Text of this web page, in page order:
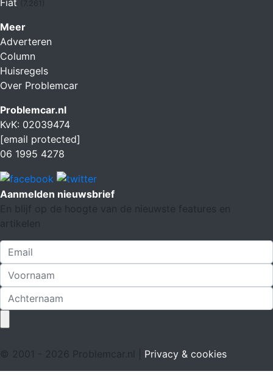
(7.261)
Meer
Adverteren
Column
Huisregels
Over Problemcar
Problemcar.nl
KvK: 02039474
[email protected]
06 1995 4278
Aanmelden nieuwsbrief
En blijf op de hoogte van de nieuwste features en
artikelen
© 2001 - 2026 Problemcar.nl | Privacy & cookies